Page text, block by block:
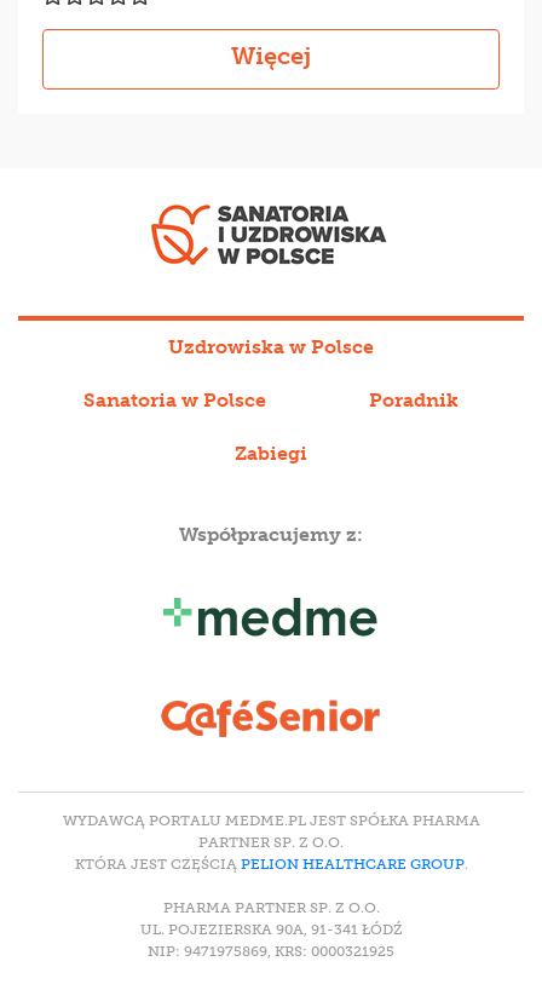
Więcej
Uzdrowiska w Polsce
Sanatoria w Polsce Poradnik
Zabiegi
Współpracujemy z:
WYDAWCĄ PORTALU MEDME.PL JEST SPÓŁKA PHARMA
PARTNER SP. Z O.O.
KTÓRA JEST CZĘŚCIĄ PELION HEALTHCARE GROUP.
PHARMA PARTNER SP. Z O.O.
UL. POJEZIERSKA 90A, 91-341 ŁÓDŹ
NIP: 9471975869, KRS: 0000321925